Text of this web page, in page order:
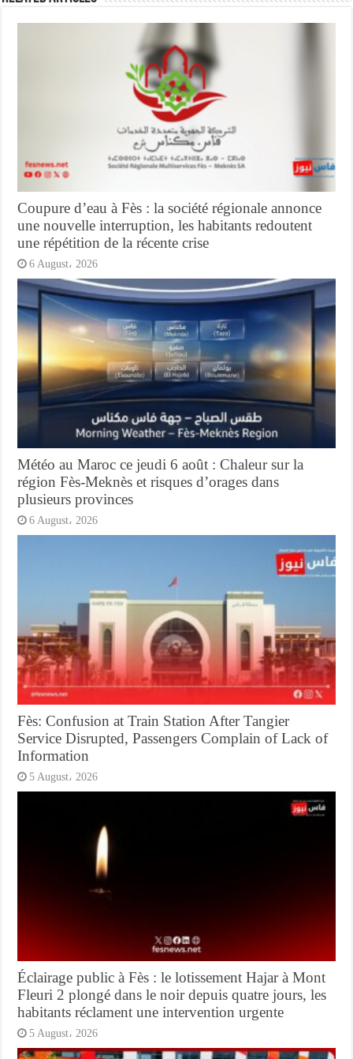
Coupure d’eau à Fès : la société régionale annonce
une nouvelle interruption, les habitants redoutent
une répétition de la récente crise
6 August، 2026
Météo au Maroc ce jeudi 6 août : Chaleur sur la
région Fès-Meknès et risques d’orages dans
plusieurs provinces
6 August، 2026
Fès: Confusion at Train Station After Tangier
Service Disrupted, Passengers Complain of Lack of
Information
5 August، 2026
Éclairage public à Fès : le lotissement Hajar à Mont
Fleuri 2 plongé dans le noir depuis quatre jours, les
habitants réclament une intervention urgente
5 August، 2026